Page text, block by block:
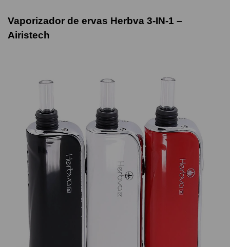
Vaporizador de ervas Herbva 3-IN-1 –
Airistech